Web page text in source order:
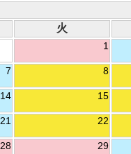
火
1
7 8
14 15
21 22
28 29